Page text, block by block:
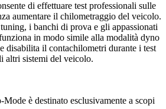
di effettuare test professionali sulle
aumentare il chilometraggio del veicolo.
i banchi di prova e gli appassionati
in modo simile alla modalità dyno
disabilita il contachilometri durante i test
altri sistemi del veicolo.
è destinato esclusivamente a scopi